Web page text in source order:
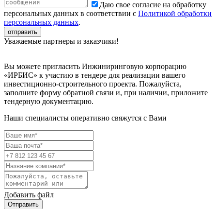
Даю свое согласие на обработку
персональных данных в соответствии с Политикой обработки
персональных данных.
Уважаемые партнеры и заказчики!
Вы можете пригласить Инжиниринговую корпорацию
«ИРБИС» к участию в тендере для реализации вашего
инвестиционно-строительного проекта. Пожалуйста,
заполните форму обратной связи и, при наличии, приложите
тендерную документацию.
Наши специалисты оперативно свяжутся с Вами
Добавить файл
Отправить